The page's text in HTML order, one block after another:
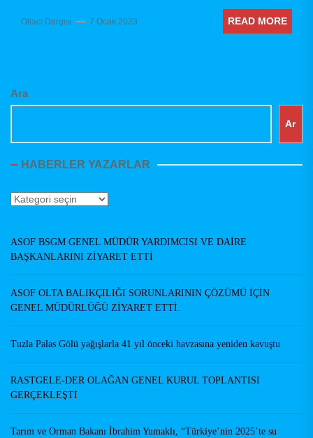
Oltacı Dergisi 7 Ocak 2023 READ MORE
Ara
Ar
HABERLER YAZARLAR
Haberler
ASOF BSGM GENEL MÜDÜR YARDIMCISI VE DAİRE
BAŞKANLARINI ZİYARET ETTİ
ASOF OLTA BALIKÇILIĞI SORUNLARININ ÇÖZÜMÜ İÇİN
GENEL MÜDÜRLÜĞÜ ZİYARET ETTİ.
Tuzla Palas Gölü yağışlarla 41 yıl önceki havzasına yeniden kavuştu
RASTGELE-DER OLAĞAN GENEL KURUL TOPLANTISI
GERÇEKLEŞTİ
Tarım ve Orman Bakanı İbrahim Yumaklı, “Türkiye’nin 2025’te su